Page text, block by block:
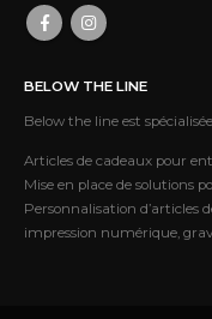
BELOW THE LINE
Below the line est
Articles de cadeaux pour
Mise en place de solutions
Personnalisation d’articles
impression numérique,